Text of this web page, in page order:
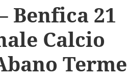
Benfica 21
Calcio
Terme